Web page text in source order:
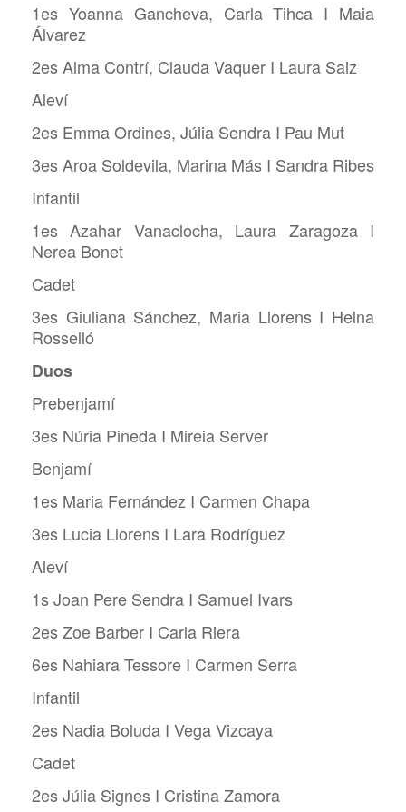
1es Yoanna Gancheva, Carla Tihca I Maia
Álvarez
2es Alma Contrí, Clauda Vaquer I Laura Saiz
Aleví
2es Emma Ordines, Júlia Sendra I Pau Mut
3es Aroa Soldevila, Marina Más I Sandra Ribes
Infantil
1es Azahar Vanaclocha, Laura Zaragoza I
Nerea Bonet
Cadet
3es Giuliana Sánchez, Maria Llorens I Helna
Rosselló
Duos
Prebenjamí
3es Núria Pineda I Mireia Server
Benjamí
1es Maria Fernández I Carmen Chapa
3es Lucia Llorens I Lara Rodríguez
Aleví
1s Joan Pere Sendra I Samuel Ivars
2es Zoe Barber I Carla Riera
6es Nahiara Tessore I Carmen Serra
Infantil
2es Nadia Boluda I Vega Vizcaya
Cadet
2es Júlia Signes I Cristina Zamora